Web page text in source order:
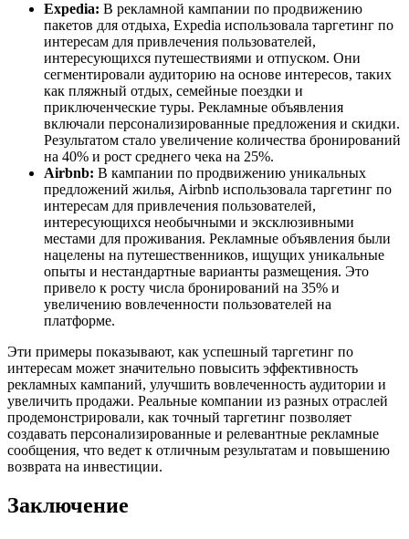
Expedia: В рекламной кампании по продвижению
пакетов для отдыха, Expedia использовала таргетинг по
интересам для привлечения пользователей,
интересующихся путешествиями и отпуском. Они
сегментировали аудиторию на основе интересов, таких
как пляжный отдых, семейные поездки и
приключенческие туры. Рекламные объявления
включали персонализированные предложения и скидки.
Результатом стало увеличение количества бронирований
на 40% и рост среднего чека на 25%.
Airbnb: В кампании по продвижению уникальных
предложений жилья, Airbnb использовала таргетинг по
интересам для привлечения пользователей,
интересующихся необычными и эксклюзивными
местами для проживания. Рекламные объявления были
нацелены на путешественников, ищущих уникальные
опыты и нестандартные варианты размещения. Это
привело к росту числа бронирований на 35% и
увеличению вовлеченности пользователей на
платформе.
Эти примеры показывают, как успешный таргетинг по
интересам может значительно повысить эффективность
рекламных кампаний, улучшить вовлеченность аудитории и
увеличить продажи. Реальные компании из разных отраслей
продемонстрировали, как точный таргетинг позволяет
создавать персонализированные и релевантные рекламные
сообщения, что ведет к отличным результатам и повышению
возврата на инвестиции.
Заключение